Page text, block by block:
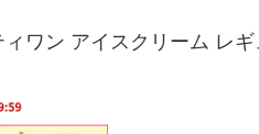
ワン アイスクリーム レ